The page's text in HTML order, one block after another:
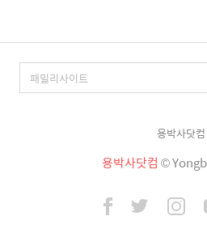
용박사닷컴
용박사닷컴 ©